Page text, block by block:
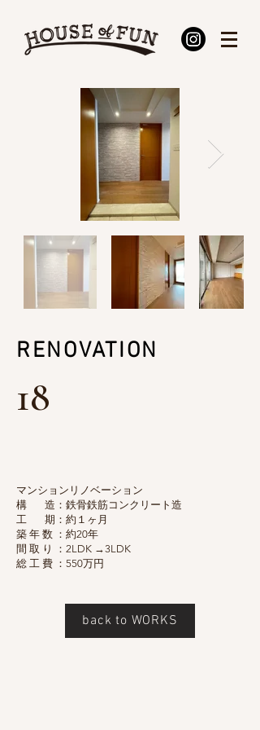
RENOVATION
18
マンションリノベーション
構 造：鉄骨鉄筋コンクリート造
工 期：約１ヶ月
築 年 数 ：約20年
間 取 り ：2LDK →3LDK
総 工 費 ：550万円
back to WORKS